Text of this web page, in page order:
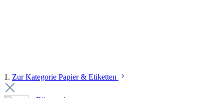
1. Zur Kategorie Papier & Etiketten